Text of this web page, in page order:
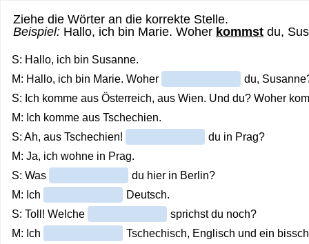
Ziehe die Wörter an die korrekte Stelle.
Beispiel: Hallo, ich bin Marie. Woher kommst du,
S: Hallo, ich bin Susanne.
M: Hallo, ich bin Marie. Woher
du,
S: Ich komme aus Österreich, aus Wien. Und du? Woher
M: Ich komme aus Tschechien.
S: Ah, aus Tschechien!
du in Prag?
M: Ja, ich wohne in Prag.
S: Was
du hier in Berlin?
M: Ich
Deutsch.
S: Toll! Welche
sprichst du noch?
M: Ich
Tschechisch, Englisch und ein